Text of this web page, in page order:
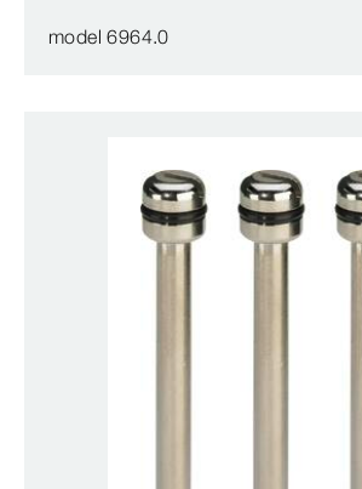
model 6964.0